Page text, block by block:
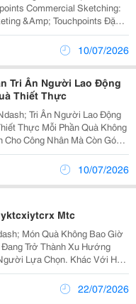
&Amp; Touchpoints Đặc
Tặng Cực Chất Từ Wacom
Khi Tham Gia Trực Tiếp! Có Phải Bạn Đang...10/07/2026
Tri Ân Người Lao Động
Thiết Thực
Tri Ân Người Lao Động
Quà Không
Công Nhân Mà Còn Góp
Vị. Quà Tặng Văn Hóa Việt
Theo Yêu Cầu Với...10/07/2026
Mtc
Món Quà Không Bao Giờ
Lựa Chọn. Khác Với Hoa
Trong Thời Gian Ngắn, Hoa
Nhiều Năm Mà Vẫn Giữ
22/07/2026